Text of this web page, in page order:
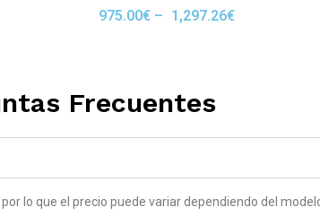
Rated
975.00€ – 1,297.26€
Frecuentes
lo que el precio puede variar dependiendo del